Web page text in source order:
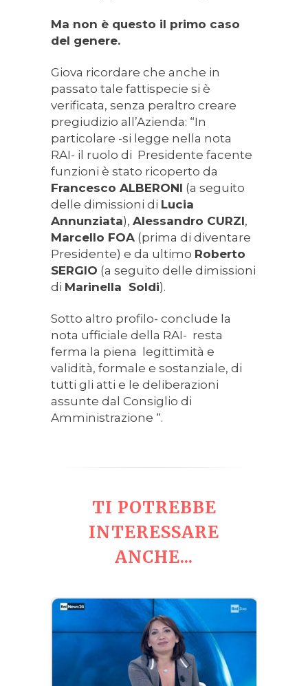
Ma non è questo il primo caso
del genere.
Giova ricordare che anche in
passato tale fattispecie si è
verificata, senza peraltro creare
pregiudizio all’Azienda: “In
particolare -si legge nella nota
RAI- il ruolo di Presidente facente
funzioni è stato ricoperto da
Francesco ALBERONI (a seguito
delle dimissioni di Lucia
Annunziata), Alessandro CURZI,
Marcello FOA (prima di diventare
Presidente) e da ultimo Roberto
SERGIO (a seguito delle dimissioni
di Marinella Soldi).
Sotto altro profilo- conclude la
nota ufficiale della RAI- resta
ferma la piena legittimità e
validità, formale e sostanziale, di
tutti gli atti e le deliberazioni
assunte dal Consiglio di
Amministrazione “.
TI POTREBBE
INTERESSARE
ANCHE...